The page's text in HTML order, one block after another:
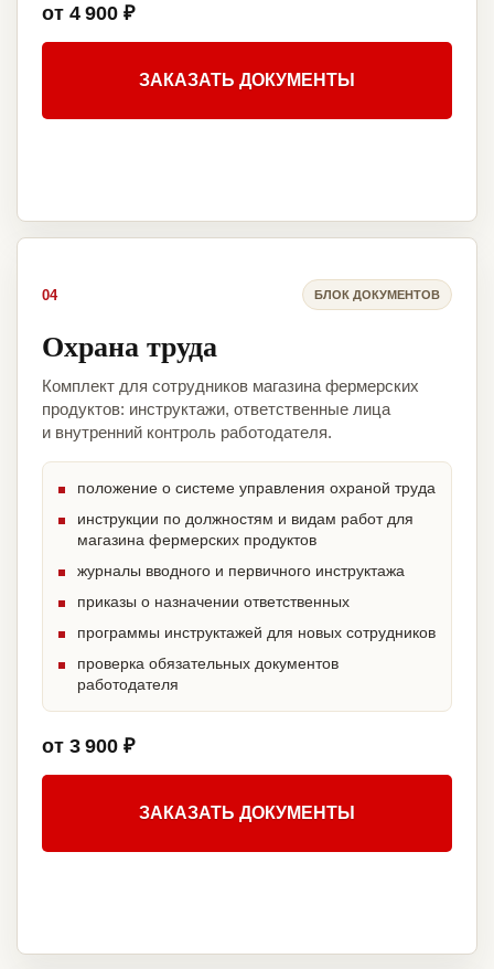
от 4 900 ₽
ЗАКАЗАТЬ ДОКУМЕНТЫ
04 БЛОК ДОКУМЕНТОВ
Охрана труда
Комплект для сотрудников магазина фермерских
продуктов: инструктажи, ответственные лица
и внутренний контроль работодателя.
положение о системе управления охраной труда
инструкции по должностям и видам работ для
магазина фермерских продуктов
журналы вводного и первичного инструктажа
приказы о назначении ответственных
программы инструктажей для новых сотрудников
проверка обязательных документов
работодателя
от 3 900 ₽
ЗАКАЗАТЬ ДОКУМЕНТЫ